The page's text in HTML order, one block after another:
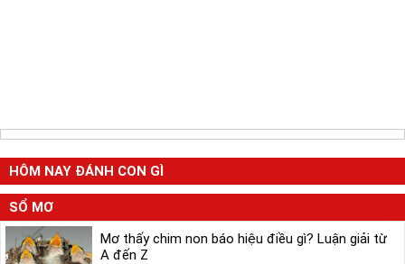
HÔM NAY ĐÁNH CON GÌ
SỔ MƠ
Mơ thấy chim non báo hiệu điều gì? Luận giải từ
A đến Z